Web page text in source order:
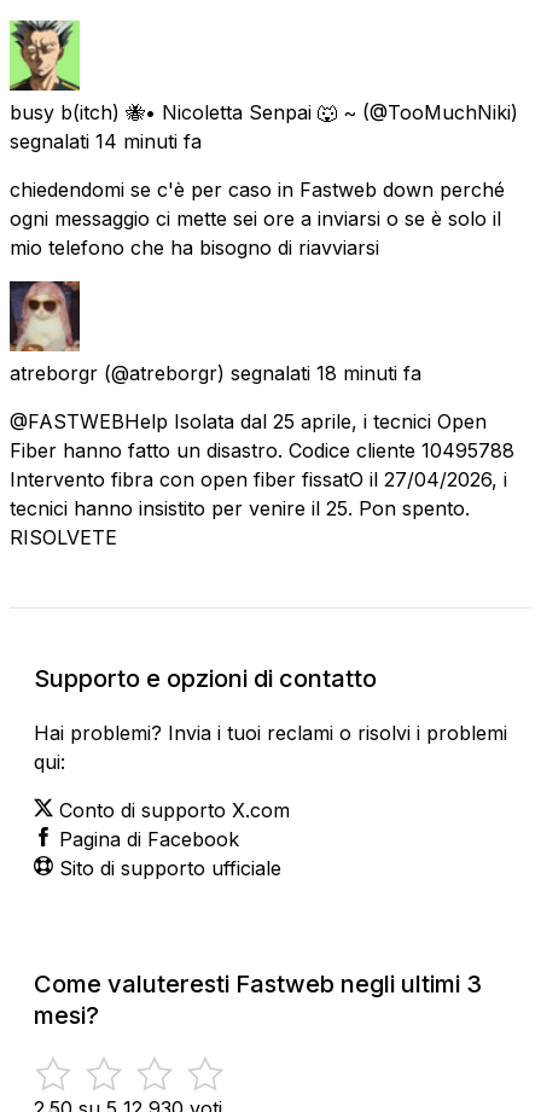
busy b(itch) 🐝• Nicoletta Senpai 🐺 ~ (@TooMuchNiki)
segnalati 14 minuti fa
chiedendomi se c'è per caso in Fastweb down perché
ogni messaggio ci mette sei ore a inviarsi o se è solo il
mio telefono che ha bisogno di riavviarsi
atreborgr (@atreborgr) segnalati 18 minuti fa
@FASTWEBHelp Isolata dal 25 aprile, i tecnici Open
Fiber hanno fatto un disastro. Codice cliente 10495788
Intervento fibra con open fiber fissatO il 27/04/2026, i
tecnici hanno insistito per venire il 25. Pon spento.
RISOLVETE
Supporto e opzioni di contatto
Hai problemi? Invia i tuoi reclami o risolvi i problemi
qui:
Conto di supporto X.com
Pagina di Facebook
Sito di supporto ufficiale
Come valuteresti Fastweb negli ultimi 3
mesi?